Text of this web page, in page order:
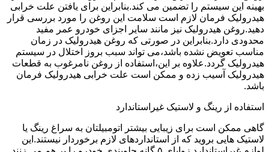
بهینه این سیستم را تضمین می کند.بنابراین برای یافتن علت خرابی
هیدرولیک فرمان لازم است سلامت این روغن را مورد بررسی قرار
دهید.روغن هیدرولیک نیز مانند سایر اجزای خودرو عمر مفید
محدودی دارد.بنابراین در صورتی که روغن هیدرولیک در زمان
مناسب تعویض نشده باشد،می تواند سبب بروز اختلال در سیستم
هیدرولیک گردد.علاوه بر این،استفاده از روغن نامرغوب به قطعات
هیدرولیک آسیب زده و ممکن است علت خرابی هیدرولیک فرمان
باشد.
استفاده از رینگ و لاستیک غیراستاندارد
گاهی ممکن است برای زیبایی بیشتر اتومبیلتان به سراغ رینگ یا
لاستیک هایی بروید که از استانداردهای لازم برخوردار نیستند.این